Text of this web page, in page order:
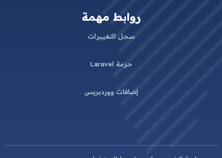
روابط مهمة
سجل التغييرات
حزمة Laravel
إضافات ووردبريس